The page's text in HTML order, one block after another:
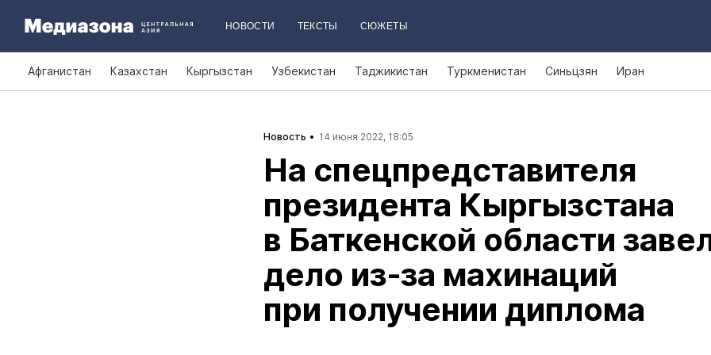
НОВОСТИ ТЕКСТЫ СЮЖЕТЫ
Афганистан Казахстан Кыргызстан Узбекистан Таджикистан Туркменистан Синьцзян Иран
Новость 14 июня 2022, 18:05
На спецпредставителя
президента Кыргызстана
в Баткенской области
дело из‑за махинаций
при получении диплома